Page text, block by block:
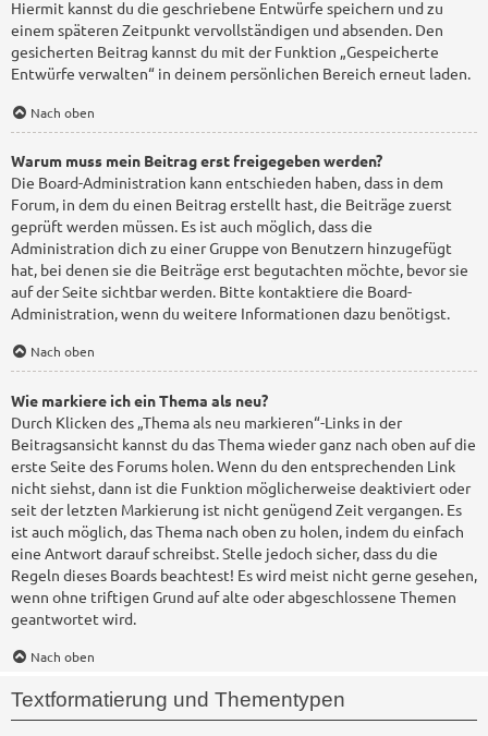
Hiermit kannst du die geschriebene Entwürfe speichern und zu
einem späteren Zeitpunkt vervollständigen und absenden. Den
gesicherten Beitrag kannst du mit der Funktion „Gespeicherte
Entwürfe verwalten“ in deinem persönlichen Bereich erneut laden.
Nach oben
Warum muss mein Beitrag erst freigegeben werden?
Die Board-Administration kann entschieden haben, dass in dem
Forum, in dem du einen Beitrag erstellt hast, die Beiträge zuerst
geprüft werden müssen. Es ist auch möglich, dass die
Administration dich zu einer Gruppe von Benutzern hinzugefügt
hat, bei denen sie die Beiträge erst begutachten möchte, bevor sie
auf der Seite sichtbar werden. Bitte kontaktiere die Board-
Administration, wenn du weitere Informationen dazu benötigst.
Nach oben
Wie markiere ich ein Thema als neu?
Durch Klicken des „Thema als neu markieren“-Links in der
Beitragsansicht kannst du das Thema wieder ganz nach oben auf die
erste Seite des Forums holen. Wenn du den entsprechenden Link
nicht siehst, dann ist die Funktion möglicherweise deaktiviert oder
seit der letzten Markierung ist nicht genügend Zeit vergangen. Es
ist auch möglich, das Thema nach oben zu holen, indem du einfach
eine Antwort darauf schreibst. Stelle jedoch sicher, dass du die
Regeln dieses Boards beachtest! Es wird meist nicht gerne gesehen,
wenn ohne triftigen Grund auf alte oder abgeschlossene Themen
geantwortet wird.
Nach oben
Textformatierung und Thementypen